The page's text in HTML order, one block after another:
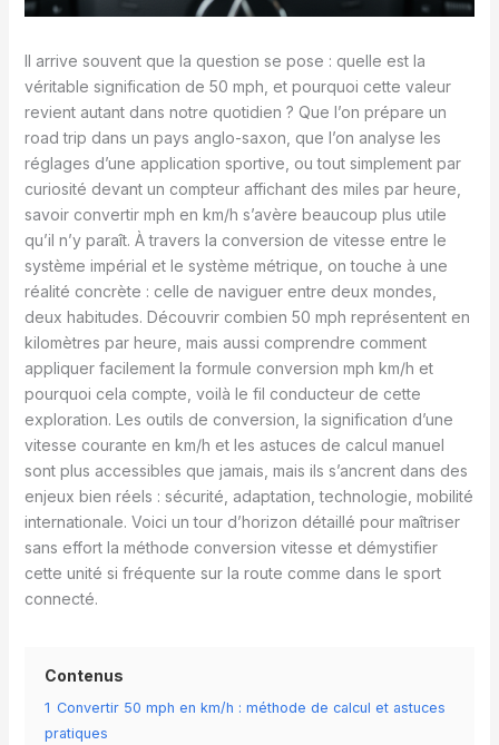
Il arrive souvent que la question se pose : quelle est la
véritable signification de 50 mph, et pourquoi cette valeur
revient autant dans notre quotidien ? Que l’on prépare un
road trip dans un pays anglo-saxon, que l’on analyse les
réglages d’une application sportive, ou tout simplement par
curiosité devant un compteur affichant des miles par heure,
savoir convertir mph en km/h s’avère beaucoup plus utile
qu’il n’y paraît. À travers la conversion de vitesse entre le
système impérial et le système métrique, on touche à une
réalité concrète : celle de naviguer entre deux mondes,
deux habitudes. Découvrir combien 50 mph représentent en
kilomètres par heure, mais aussi comprendre comment
appliquer facilement la formule conversion mph km/h et
pourquoi cela compte, voilà le fil conducteur de cette
exploration. Les outils de conversion, la signification d’une
vitesse courante en km/h et les astuces de calcul manuel
sont plus accessibles que jamais, mais ils s’ancrent dans des
enjeux bien réels : sécurité, adaptation, technologie, mobilité
internationale. Voici un tour d’horizon détaillé pour maîtriser
sans effort la méthode conversion vitesse et démystifier
cette unité si fréquente sur la route comme dans le sport
connecté.
Contenus
1 Convertir 50 mph en km/h : méthode de calcul et astuces
pratiques